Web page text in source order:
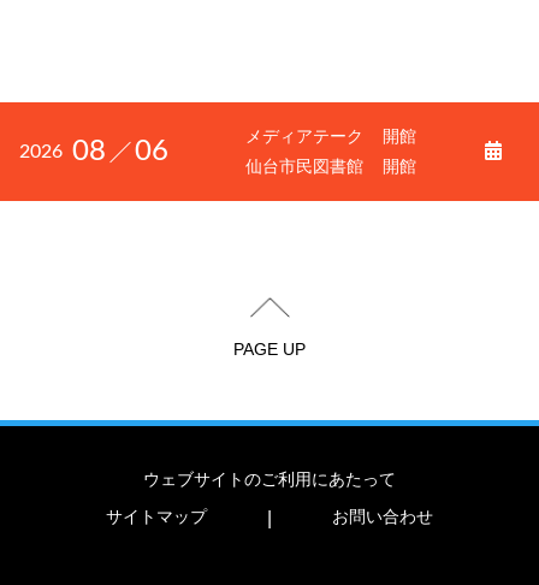
2026 08 06
メディアテーク
開館
仙台市民図書館
開館
PAGE UP
ウェブサイトのご利用にあたって
サイトマップ
お問い合わせ